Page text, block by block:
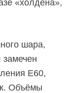
«холдена»,
шара,
E60,
Объёмы